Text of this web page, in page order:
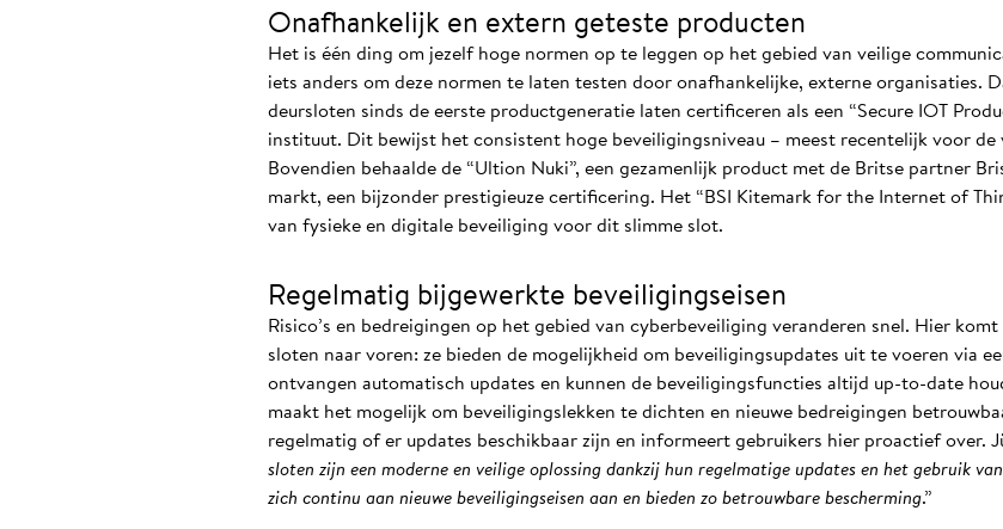
Onafhankelijk en extern geteste producten
Het is één ding om jezelf hoge normen op te leggen op het gebied van veilige
iets anders om deze normen te laten testen door onafhankelijke, externe organisaties.
deursloten sinds de eerste productgeneratie laten certificeren als een “Secure IOT
instituut. Dit bewijst het consistent hoge beveiligingsniveau – meest recentelijk voor de
Bovendien behaalde de “Ultion Nuki”, een gezamenlijk product met de Britse partner
markt, een bijzonder prestigieuze certificering. Het “BSI Kitemark for the Internet of
van fysieke en digitale beveiliging voor dit slimme slot.
Regelmatig bijgewerkte beveiligingseisen
Risico’s en bedreigingen op het gebied van cyberbeveiliging veranderen snel. Hier
sloten naar voren: ze bieden de mogelijkheid om beveiligingsupdates uit te voeren via
ontvangen automatisch updates en kunnen de beveiligingsfuncties altijd up-to-date
maakt het mogelijk om beveiligingslekken te dichten en nieuwe bedreigingen
regelmatig of er updates beschikbaar zijn en informeert gebruikers hier proactief over.
sloten zijn een moderne en veilige oplossing dankzij hun regelmatige updates en het gebruik
zich continu aan nieuwe beveiligingseisen aan en bieden zo betrouwbare bescherming.”